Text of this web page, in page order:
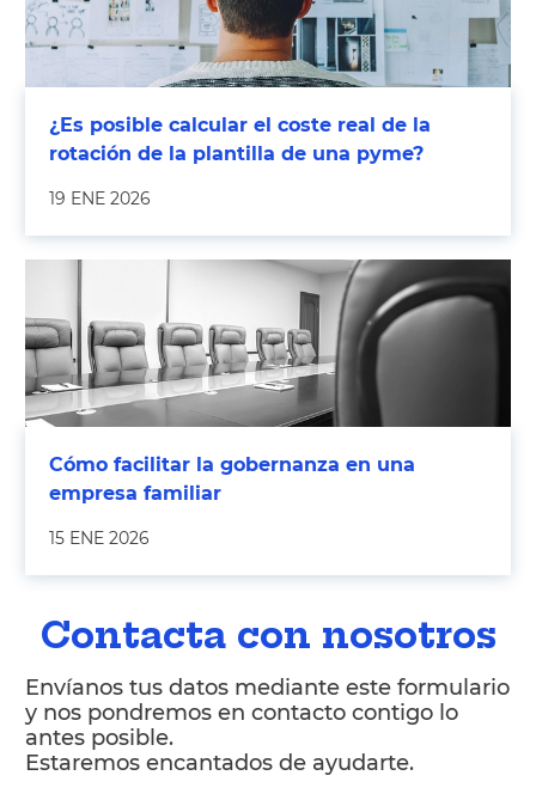
¿Es posible calcular el coste real de la
rotación de la plantilla de una pyme?
19 ENE 2026
Cómo facilitar la gobernanza en una
empresa familiar
15 ENE 2026
Contacta con nosotros
Envíanos tus datos mediante este formulario
y nos pondremos en contacto contigo lo
antes posible.
Estaremos encantados de ayudarte.